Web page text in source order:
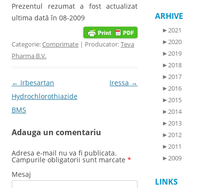
Prezentul rezumat a fost actualizat
ultima dată în 08-2009
Categorie:Comprimate | Producator:Teva
Pharma B.V.
Post navigation
← Irbesartan
Hydrochlorothiazide
BMS
Iressa →
Adauga un comentariu
Adresa e-mail nu va fi publicata.
Campurile obligatorii sunt marcate *
Mesaj
ARHIVE
►2021
►2020
►2019
►2018
►2017
►2016
►2015
►2014
►2013
►2012
►2011
►2009
LINKS